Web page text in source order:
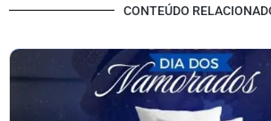
CONTEÚDO